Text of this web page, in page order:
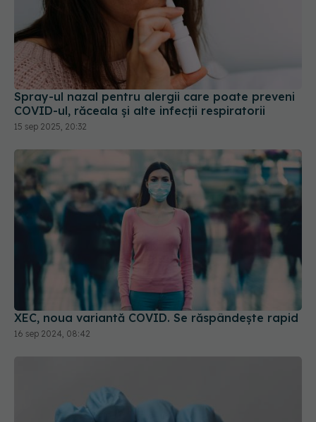
Spray-ul nazal pentru alergii care poate preveni
COVID-ul, răceala și alte infecții respiratorii
15 sep 2025, 20:32
XEC, noua variantă COVID. Se răspândește rapid
16 sep 2024, 08:42